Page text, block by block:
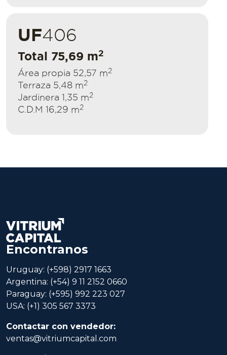
UF406
Total 75,69 m2
Área propia 52,57 m2
Terraza 5,48 m2
Jardinera 1,35 m2
C.D.M 16,29 m2
Encontranos
Uruguay: (+598) 2917 1663
Argentina: (+54) 9 11 2152 0660
Paraguay: (+595) 992 223 027
USA: (+1) 305 567 3373
Contactar con vendedor:
ventas@vitriumcapital.com